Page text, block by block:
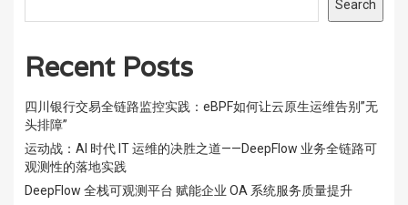
Search
Recent Posts
四川银行交易全链路监控实践：eBPF如何让云原生运维告别”无
头排障”
运动战：AI 时代 IT 运维的决胜之道——DeepFlow 业务全链路可
观测性的落地实践
DeepFlow 全栈可观测平台 赋能企业 OA 系统服务质量提升